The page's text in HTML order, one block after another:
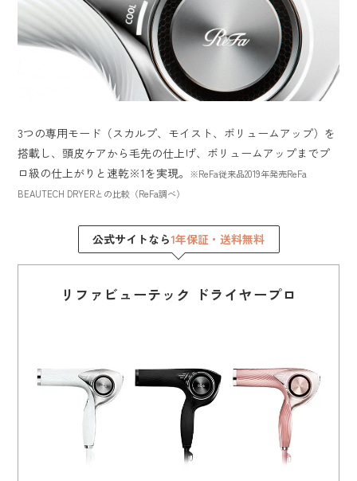
3つの専用モード（スカルプ、モイスト、ボリュームアップ）を
搭載し、頭皮ケアから毛先の仕上げ、ボリュームアップまでプ
ロ級の仕上がりと速乾※1を実現。
※ReFa従来品2019年発売ReFa
BEAUTECH DRYERとの比較（ReFa調べ）
公式サイトなら1年保証・送料無料
リファビューテック ドライヤープロ